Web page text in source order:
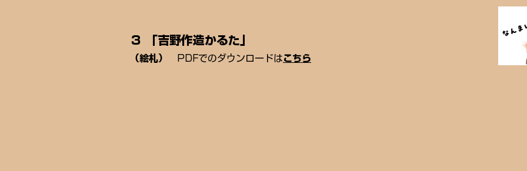
３ 「吉野作造かるた」
​（絵札） PDFでのダウンロードはこちら